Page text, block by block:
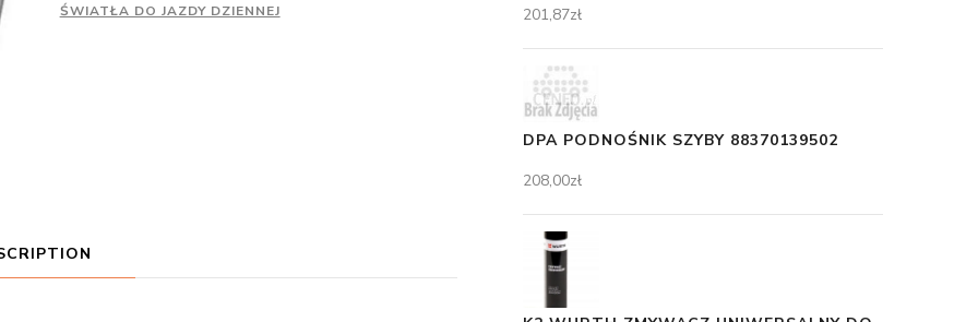
ŚWIATŁA DO JAZDY DZIENNEJ
201,87zł
DPA PODNOŚNIK SZYBY 88370139502
208,00zł